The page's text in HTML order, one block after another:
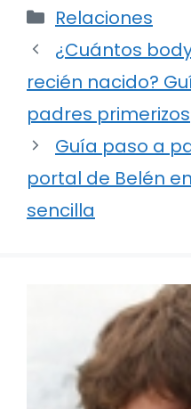
Categorías
Relaciones
¿Cuántos
recién nacido?
padres primerizos
Guía paso a
portal de Belén
sencilla